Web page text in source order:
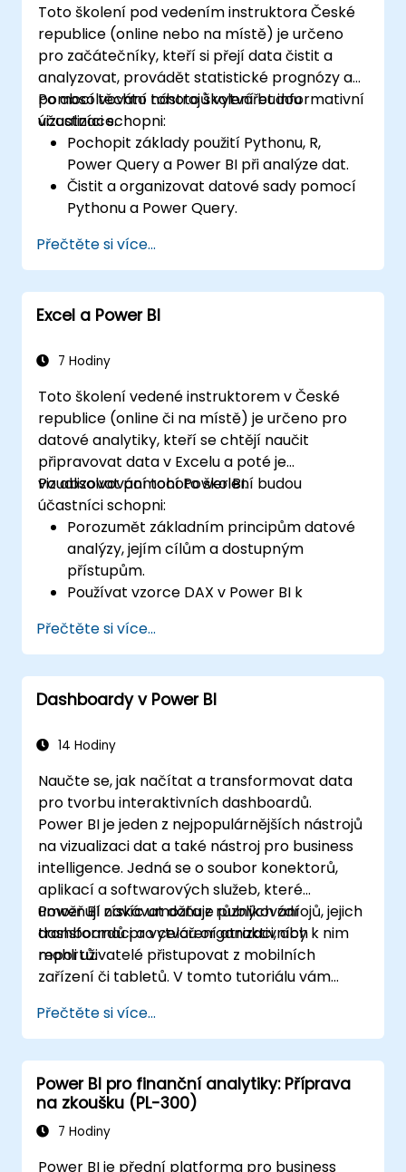
Toto školení pod vedením instruktora České
republice (online nebo na místě) je určeno
pro začátečníky, kteří si přejí data čistit a
analyzovat, provádět statistické prognózy a
pomocí těchto nástrojů vytvářet informativní
vizualizace.
Po absolvování tohoto školení budou
účastníci schopni:
Pochopit základy použití Pythonu, R,
Power Query a Power BI při analýze dat.
Čistit a organizovat datové sady pomocí
Pythonu a Power Query.
v prostředí R.
Vytvářet profesionální řídicí panely a
reporty pomocí Power BI.
Efektivně integrovat a analyzovat data z
Přečtěte si více...
Excel a Power BI
7 Hodiny
Toto školení vedené instruktorem v České
republice (online či na místě) je určeno pro
datové analytiky, kteří se chtějí naučit
připravovat data v Excelu a poté je
vizualizovat pomocí Power BI.
Po absolvování tohoto školení budou
účastníci schopni:
Porozumět základním principům datové
analýzy, jejím cílům a dostupným
přístupům.
Používat vzorce DAX v Power BI k
Vytvářet a používat vizualizace a grafy
pro konkrétní analytické účely.
Importovat data pomocí Power View,
čímž přejdou z kombinovaného prostředí
Power BI.
Přečtěte si více...
Dashboardy v Power BI
14 Hodiny
Naučte se, jak načítat a transformovat data
pro tvorbu interaktivních dashboardů.
Power BI je jeden z nejpopulárnějších nástrojů
na vizualizaci dat a také nástroj pro business
intelligence. Jedná se o soubor konektorů,
aplikací a softwarových služeb, které
umožňují získávat data z různých zdrojů, jejich
transformaci a vytváření atraktivních
reportů.
Power BI navíc umožňuje publikování
dashboardů pro celou organizaci, aby k nim
mohli uživatelé přistupovat z mobilních
zařízení či tabletů. V tomto tutoriálu vám
datovými zdroji, transformaci dat a tvorbu
reportů – např. grafů, tabulek, matic či map.
Přečtěte si více...
Power BI pro finanční analytiky: Příprava
na zkoušku (PL-300)
7 Hodiny
Power BI je přední platforma pro business